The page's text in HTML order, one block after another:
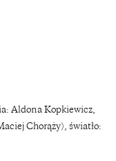
Aldona Kopkiewicz,
Chorąży), światło: